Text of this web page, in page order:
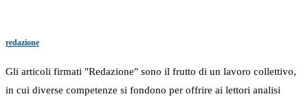
redazione
Gli articoli firmati "Redazione" sono il frutto di un lavoro collettivo,
in cui diverse competenze si fondono per offrire ai lettori analisi